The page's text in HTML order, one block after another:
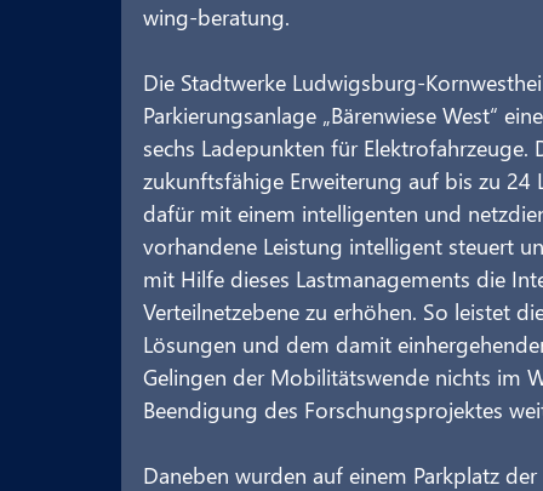
wing-beratung.
Die Stadtwerke Ludwigsburg-
Parkierungsanlage „Bärenwiese West“
sechs Ladepunkten für
zukunftsfähige Erweiterung auf bis zu
dafür mit einem intelligenten und
vorhandene Leistung intelligent steuert
mit Hilfe dieses Lastmanagements die
Verteilnetzebene zu erhöhen. So leistet
Lösungen und dem damit
Gelingen der Mobilitätswende nichts im
Beendigung des Forschungsprojektes
Daneben wurden auf einem Parkplatz